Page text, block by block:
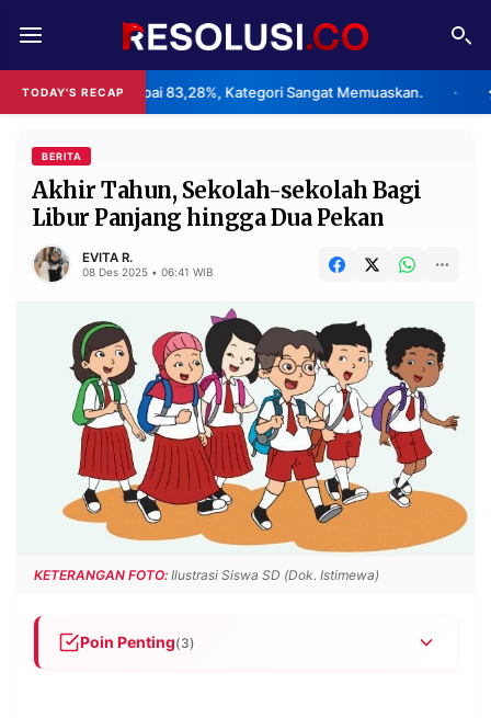
TODAY'S RECAP
Capai 83,28%, Kategori Sangat Memuaskan. • Klaster
REDAKSI TENTANG
RESOLUSI IKLAN
RUBRIKASI
EDITORIAL
DAERAH NASIONAL
MANCA SPORT
INFORMASI
PRIVACY
POLICY
BERITA
WARGA
IKLAN TULISAN
SERVICE
BERITA
Akhir Tahun, Sekolah-sekolah Bagi
Libur Panjang hingga Dua Pekan
EVITA R.
08 Des 2025 • 06:41 WIB
KETERANGAN FOTO: Ilustrasi Siswa SD (Dok. Istimewa)
Poin Penting(3)